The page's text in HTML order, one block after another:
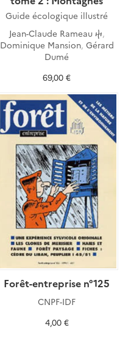
Guide écologique illustré
Jean-Claude Rameau ⴕ,
Dominique Mansion, Gérard
Dumé
69,00 €
Forêt-entreprise n°125
CNPF-IDF
4,00 €